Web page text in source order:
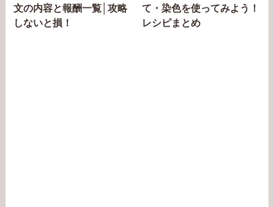
文の内容と報酬一覧│攻略
しないと損！
て・染色を使ってみよう！
レシピまとめ